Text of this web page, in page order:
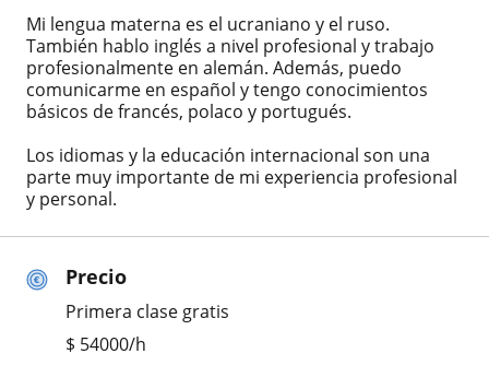
Precio
Primera clase gratis
$ 54000/h
Mi lengua materna es el ucraniano y el ruso.
También hablo inglés a nivel profesional y trabajo
profesionalmente en alemán. Además, puedo
comunicarme en español y tengo conocimientos
básicos de francés, polaco y portugués.
Los idiomas y la educación internacional son una
parte muy importante de mi experiencia profesional
y personal.